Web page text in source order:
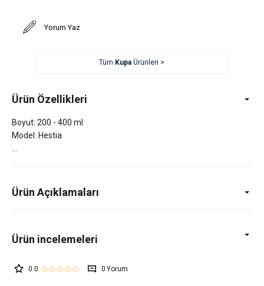
Yorum Yaz
Tüm Kupa Ürünleri >
Ürün Özellikleri
Boyut: 200 - 400 ml
Model: Hestia
Ürün Açıklamaları
0.0 0